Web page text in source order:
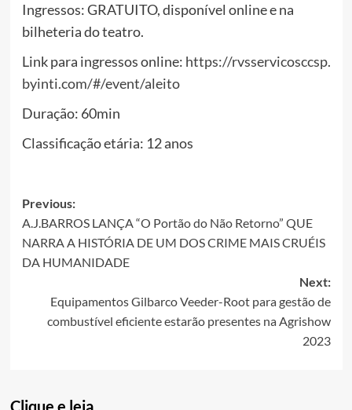
Ingressos: GRATUITO, disponível online e na
bilheteria do teatro.
Link para ingressos online: https://rvsservicosccsp.
byinti.com/#/event/aleito
Duração: 60min
Classificação etária: 12 anos
Post
navigation
Previous:
A.J.BARROS LANÇA “O Portão do Não Retorno” QUE
NARRA A HISTÓRIA DE UM DOS CRIME MAIS CRUÉIS
DA HUMANIDADE
Next:
Equipamentos Gilbarco Veeder-Root para gestão de
combustível eficiente estarão presentes na Agrishow
2023
Clique e leia